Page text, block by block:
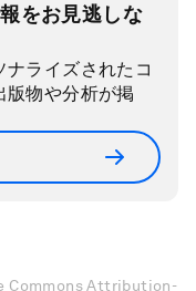
をお見逃しな
ライズされたコ
版物や分析が掲
Commons Attribution-